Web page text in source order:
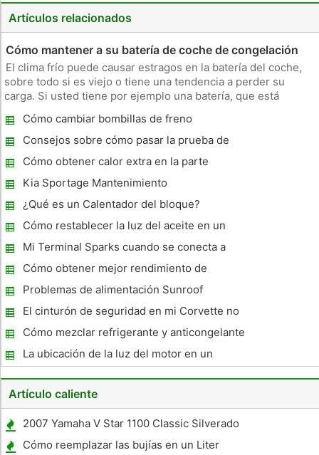
Artículos relacionados
Cómo mantener a su batería de coche de congelación
El clima frío puede causar estragos en la batería del coche,
sobre todo si es viejo o tiene una tendencia a perder su
carga. Si usted tiene por ejemplo una batería, que está
indeseable: la búsqueda de sí mismo en una fría noche
invernal con un coc
Cómo cambiar bombillas de freno
Consejos sobre cómo pasar la prueba de
California Smog
Cómo obtener calor extra en la parte
trasera de mi coche
Kia Sportage Mantenimiento
¿Qué es un Calentador del bloque?
Cómo restablecer la luz del aceite en un
2005 Saturn Vue
Mi Terminal Sparks cuando se conecta a
una batería mensaje
Cómo obtener mejor rendimiento de
combustible en un Subaru Legacy
Problemas de alimentación Sunroof
El cinturón de seguridad en mi Corvette no
se retirará
Cómo mezclar refrigerante y anticongelante
para temperaturas del desierto
La ubicación de la luz del motor en un
Nissan Pathfinder 92
Artículo caliente
2007 Yamaha V Star 1100 Classic Silverado
Especificaciones del paquete
Cómo reemplazar las bujías en un Liter